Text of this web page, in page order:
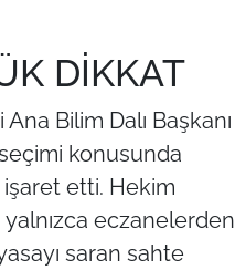
DİKKAT
Bilim Dalı Başkanı
konusunda
işaret etti. Hekim
eczanelerden
saran sahte